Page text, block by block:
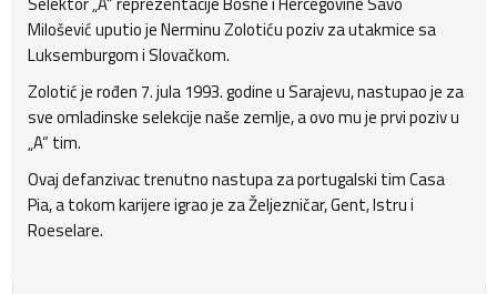
Milošević uputio je Nerminu Zolotiću poziv za utakmice sa
Luksemburgom i Slovačkom.
Zolotić je rođen 7. jula 1993. godine u Sarajevu, nastupao je za
sve omladinske selekcije naše zemlje, a ovo mu je prvi poziv u
„A“ tim.
Ovaj defanzivac trenutno nastupa za portugalski tim Casa
Pia, a tokom karijere igrao je za Željezničar, Gent, Istru i
Roeselare.